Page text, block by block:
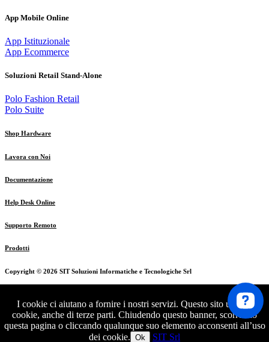
App Mobile Online
App Istituzionale
App Ecommerce
Soluzioni Retail Stand-Alone
Polo Fashion Retail
Polo Suite
Shop Hardware
Lavora con Noi
Documentazione
Help Desk Online
Supporto Remoto
Prodotti
Copyright © 2026 SIT Soluzioni Informatiche e Tecnologiche Srl
Tutti i diritti riservati - C.F. e Partita Iva 02853270169 - Cap.Sociale
€ 50.000 I.v. - Via G. Carducci 3, 24020 Ranica (BG) Italy |
Informativa Privacy
Tel.+39 035343039- Cell.+39 3407880955-info@sit-web.it
I cookie ci aiutano a fornire i nostri servizi. Questo sito utilizza
cookie, anche di terze parti. Chiudendo questo banner, scorrendo
questa pagina o cliccando qualunque suo elemento acconsenti all’uso
dei cookie. Ok SIT Srl